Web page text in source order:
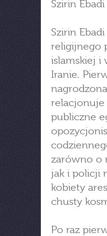
Szirin Ebadi
Szirin
religijnego
islamskiej i
Iranie.
relacjonuje
publiczne
zarówno o
jak i policji
kobiety
chusty
Po raz